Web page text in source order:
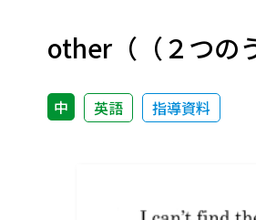
other（（２つの
中 英語 指導資料